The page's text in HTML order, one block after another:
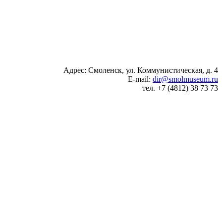
Адрес: Смоленск, ул. Коммунистическая, д. 4
E-mail: dir@smolmuseum.ru
тел. +7 (4812) 38 73 73